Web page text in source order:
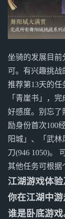
坐骑的发展目前
可。有兴趣挑战
推荐第13天的
「青崖书」，
好感度。别忘了
励身份首次100
阳城」、「武
刀(946 1050)。
其他任务可根据
江湖游戏体
你在江湖中
谁是卧底游戏